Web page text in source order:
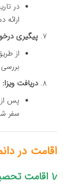
در
ارائه
پیگیری
از
دریافت ویزا:
پس از
سفر
اقامت در
۱٫ اقامت تحصیلی: